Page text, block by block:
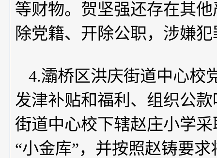
等财物。贺坚强还存在其
除党籍、开除公职，涉嫌
4.灞桥区洪庆街道中心校
发津补贴和福利、组织公
街道中心校下辖赵庄小学
“小金库”，并按照赵铸要